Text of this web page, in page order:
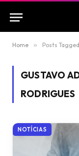
Home » Posts
GUSTAVO
RODRIGUES
NOTÍCIAS